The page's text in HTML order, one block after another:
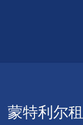
蒙特利尔